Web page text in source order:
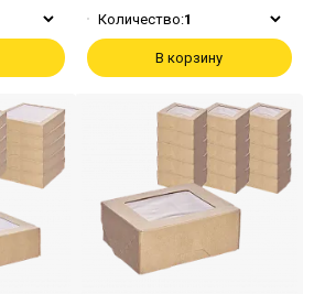
Количество:1
В корзину